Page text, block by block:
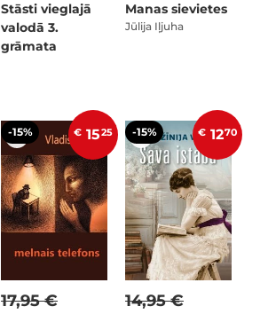
Stāsti vieglajā
valodā 3.
grāmata
Manas sievietes
Jūlija Iļjuha
-15% € 1525
17,95 €
-15% € 1270
14,95 €